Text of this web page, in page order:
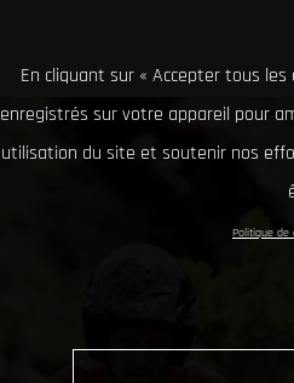
En cliquant sur « Accepter tous
enregistrés sur votre appareil pour
utilisation du site et soutenir nos
Politique de